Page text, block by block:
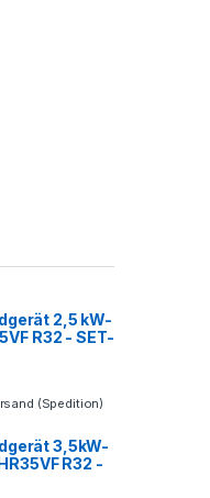
2,5 kW-
R32 - SET-
(Spedition)
3,5kW-
R32 -